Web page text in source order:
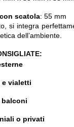
scatola: 55 mm
si integra
dell’ambiente.
e vialetti
balconi
o privati